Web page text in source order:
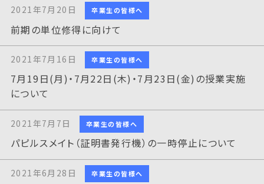
2021年7月20日 卒業生の皆様へ
前期の単位修得に向けて
2021年7月16日 卒業生の皆様へ
7月19日(月)・7月22日(木)・7月23日(金)の授業実施
について
2021年7月7日 卒業生の皆様へ
パピルスメイト（証明書発行機）の一時停止について
2021年6月28日 卒業生の皆様へ